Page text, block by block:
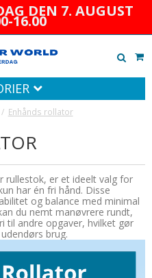
DEN 7. AUGUST
16.00
/ Enhånds rollator
rullestok, er et ideelt valg for
har én fri hånd. Disse
og balance med minimal
du nemt manøvrere rundt,
til andre opgaver, hvilket gør
brug.